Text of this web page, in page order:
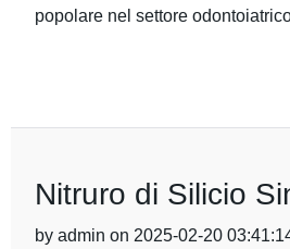
popolare nel settore
Nitruro di Silicio
by admin on 2025-02-20